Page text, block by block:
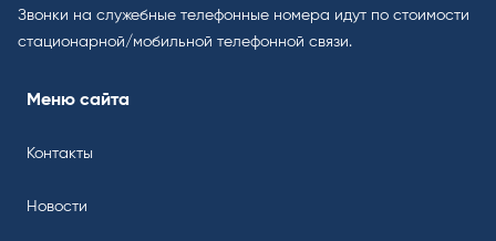
Звонки на служебные телефонные номера идут по стоимости
стационарной/мобильной телефонной связи.
Меню сайта
Контакты
Новости